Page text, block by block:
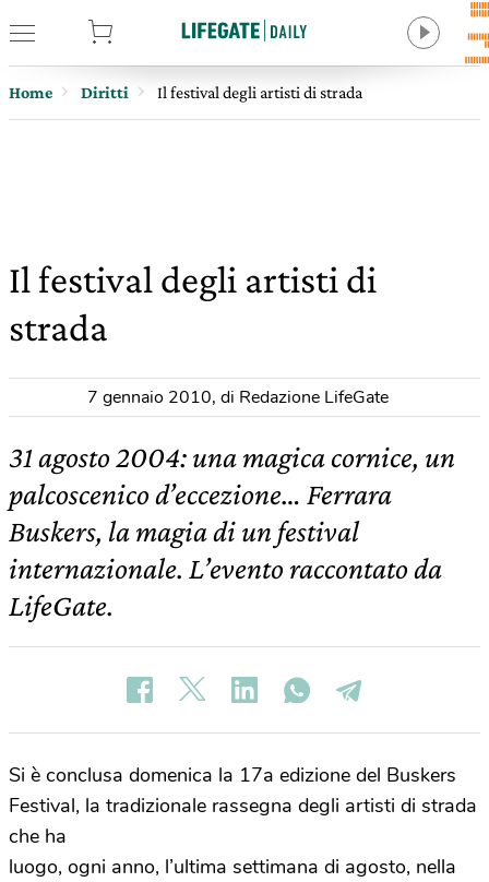
Home Diritti Il festival degli artisti di strada
Il festival degli artisti di
strada
7 gennaio 2010, di Redazione LifeGate
31 agosto 2004: una magica cornice, un
palcoscenico d’eccezione… Ferrara
Buskers, la magia di un festival
internazionale. L’evento raccontato da
LifeGate.
Si è conclusa domenica la 17a edizione del Buskers
Festival, la tradizionale rassegna degli artisti di strada
che ha
luogo, ogni anno, l’ultima settimana di agosto, nella